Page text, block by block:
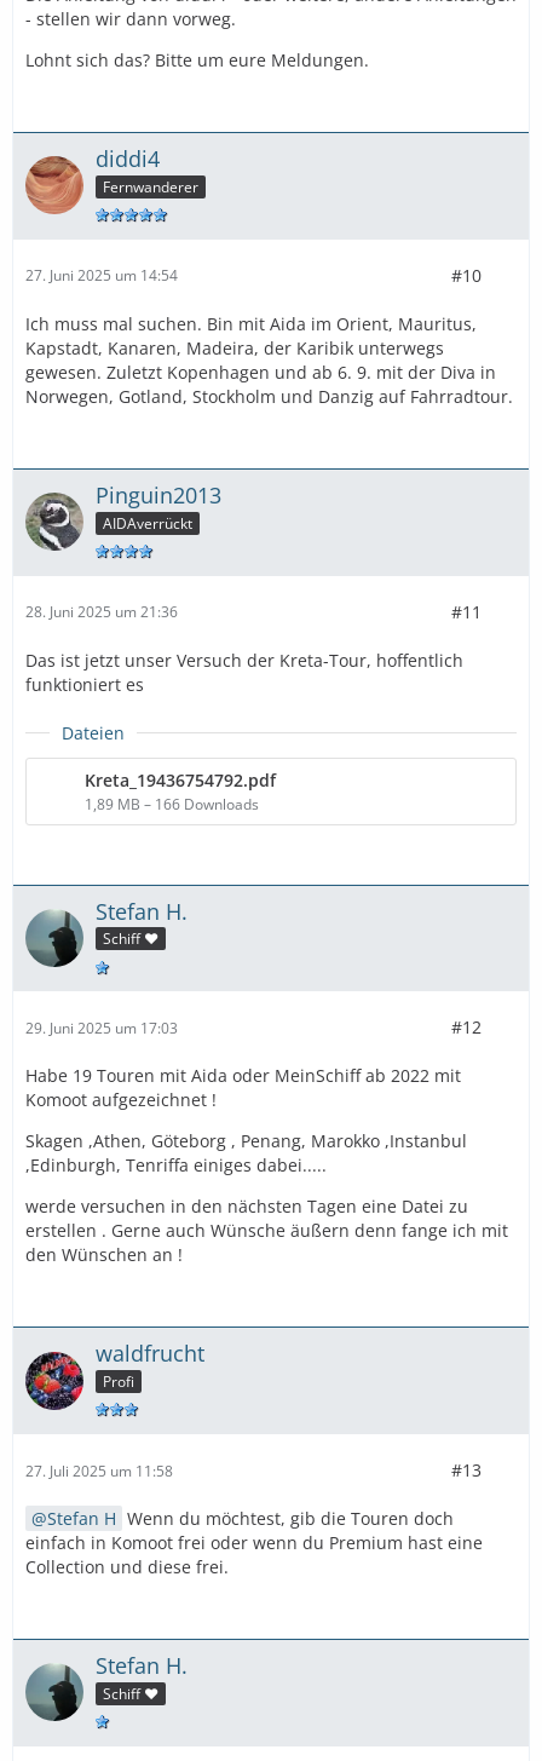
- stellen wir dann vorweg.
Lohnt sich das? Bitte um eure Meldungen.
diddi4
Fernwanderer
27. Juni 2025 um 14:54 #10
Ich muss mal suchen. Bin mit Aida im Orient, Mauritus,
Kapstadt, Kanaren, Madeira, der Karibik unterwegs
gewesen. Zuletzt Kopenhagen und ab 6. 9. mit der Diva in
Norwegen, Gotland, Stockholm und Danzig auf Fahrradtour.
Pinguin2013
AIDAverrückt
28. Juni 2025 um 21:36 #11
Das ist jetzt unser Versuch der Kreta-Tour, hoffentlich
funktioniert es
Dateien
Kreta_19436754792.pdf
1,89 MB – 166 Downloads
Stefan H.
Schiff ❤️
29. Juni 2025 um 17:03 #12
Habe 19 Touren mit Aida oder MeinSchiff ab 2022 mit
Komoot aufgezeichnet !
Skagen ,Athen, Göteborg , Penang, Marokko ,Instanbul
,Edinburgh, Tenriffa einiges dabei.....
werde versuchen in den nächsten Tagen eine Datei zu
erstellen . Gerne auch Wünsche äußern denn fange ich mit
den Wünschen an !
waldfrucht
Profi
27. Juli 2025 um 11:58 #13
Stefan H Wenn du möchtest, gib die Touren doch
einfach in Komoot frei oder wenn du Premium hast eine
Collection und diese frei.
Stefan H.
Schiff ❤️